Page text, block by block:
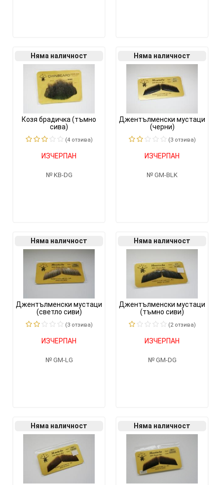
Няма наличност
Козя брадичка (тъмно
сива)
(4 отзивa)
ИЗЧЕРПАН
KB-DG
Няма наличност
Джентълменски мустаци
(черни)
(3 отзивa)
ИЗЧЕРПАН
GM-BLK
Няма наличност
Джентълменски мустаци
(светло сиви)
(3 отзивa)
ИЗЧЕРПАН
GM-LG
Няма наличност
Джентълменски мустаци
(тъмно сиви)
(2 отзивa)
ИЗЧЕРПАН
GM-DG
Няма наличност Няма наличност